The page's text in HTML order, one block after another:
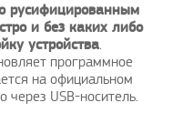
русифицированным
и без каких либо
устройства.
программное
на официальном
через USB-носитель.